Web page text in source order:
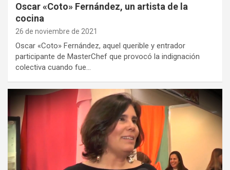
Oscar «Coto» Fernández, un artista de la
cocina
26 de noviembre de 2021
Oscar «Coto» Fernández, aquel querible y entrador
participante de MasterChef que provocó la indignación
colectiva cuando fue…